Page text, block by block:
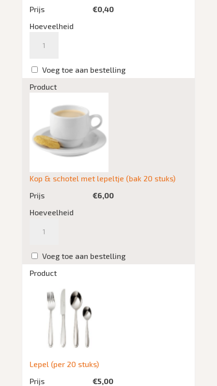
Prijs
€0,40
Hoeveelheid
Voeg toe aan bestelling
Product
Kop & schotel met lepeltje (bak 20 stuks)
Prijs
€6,00
Hoeveelheid
Voeg toe aan bestelling
Product
Lepel (per 20 stuks)
Prijs
€5,00